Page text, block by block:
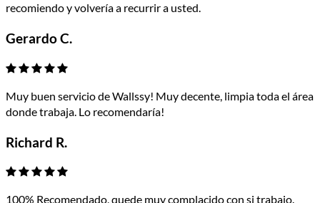
recomiendo y volvería a recurrir a usted.
Gerardo C.
Muy buen servicio de Wallssy! Muy decente, limpia toda el área
donde trabaja. Lo recomendaría!
Richard R.
100% Recomendado, quede muy complacido con si trabajo.